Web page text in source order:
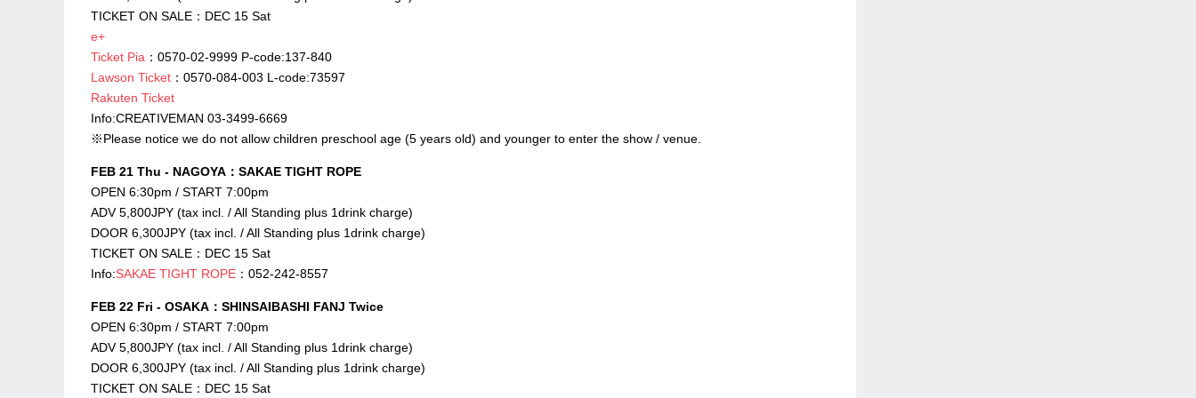
TICKET ON SALE：DEC 15 Sat
e+
Ticket Pia ：0570-02-9999 P-code:137-840
Lawson Ticket ：0570-084-003 L-code:73597
Rakuten Ticket
Info:CREATIVEMAN 03-3499-6669
※Please notice we do not allow children preschool age (5 years old) and younger to enter the show / venue.
FEB 21 Thu - NAGOYA：SAKAE TIGHT ROPE
OPEN 6:30pm / START 7:00pm
ADV 5,800JPY (tax incl. / All Standing plus 1drink charge)
DOOR 6,300JPY (tax incl. / All Standing plus 1drink charge)
TICKET ON SALE：DEC 15 Sat
Info:SAKAE TIGHT ROPE ：052-242-8557
FEB 22 Fri - OSAKA：SHINSAIBASHI FANJ Twice
OPEN 6:30pm / START 7:00pm
ADV 5,800JPY (tax incl. / All Standing plus 1drink charge)
DOOR 6,300JPY (tax incl. / All Standing plus 1drink charge)
TICKET ON SALE：DEC 15 Sat